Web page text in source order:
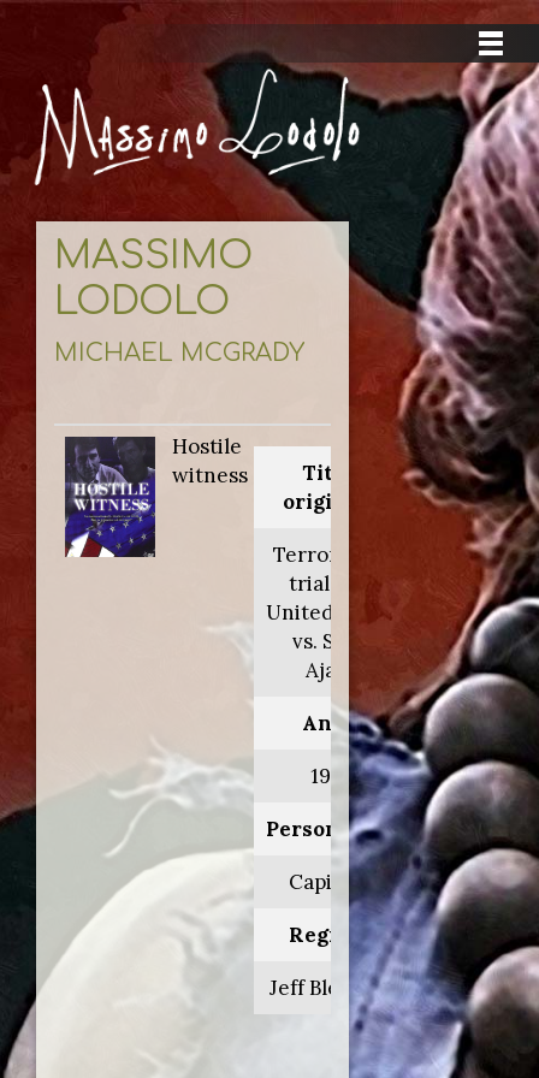
MASSIMO
LODOLO
MICHAEL MCGRADY
Hostile
witness
Titolo
originale:
Terrorist on
trial: The
United States
vs. Salim
Ajami
Anno:
1988
Personaggio:
Capitano
Regia di:
Jeff Bleckner